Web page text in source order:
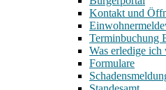
Kontakt und
Terminbuchung
Was erledige ich
Formulare